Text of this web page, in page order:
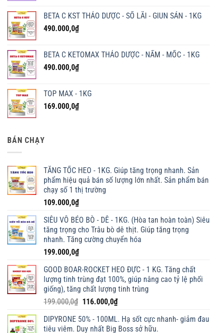
BETA C KST THẢO DƯỢC - SỔ LÃI - GIUN SÁN - 1KG
490.000,0₫
BETA C KETOMAX THẢO DƯỢC - NẤM - MỐC - 1KG
490.000,0₫
TOP MAX - 1KG
169.000,0₫
BÁN CHẠY
TĂNG TỐC HEO - 1KG. Giúp tăng trọng nhanh. Sản
phẩm hiệu quả bán số lượng lớn nhất. Sản phẩm bán
chạy số 1 thị trường
109.000,0₫
SIÊU VỖ BÉO BÒ - DÊ - 1KG. (Hòa tan hoàn toàn) Siêu
tăng trọng cho Trâu bò dê thịt. Giúp tăng trọng
nhanh. Tăng cường chuyển hóa
199.000,0₫
GOOD BOAR-ROCKET HEO ĐỰC - 1 KG. Tăng chất
lượng tinh trùng đạt 100%, giúp nâng cao tỷ lệ phối
giống), tăng chất lượng tinh trùng
199.000,0₫ Giá
là:
116.000,0₫Giá
tại
DIPYRONE 50% - 100ML. Hạ sốt cực nhanh- giảm đau
tiêu viêm. Duy nhất Big Boss sở hữu.